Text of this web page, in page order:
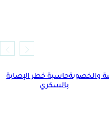
والخصوبةحاسبة خطر الإصابة
بالسكري